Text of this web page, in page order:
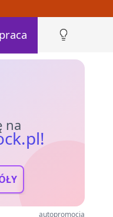
na
autopromocja